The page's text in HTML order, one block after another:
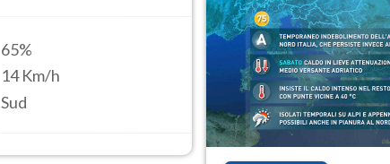
65%
14Km/h
Sud